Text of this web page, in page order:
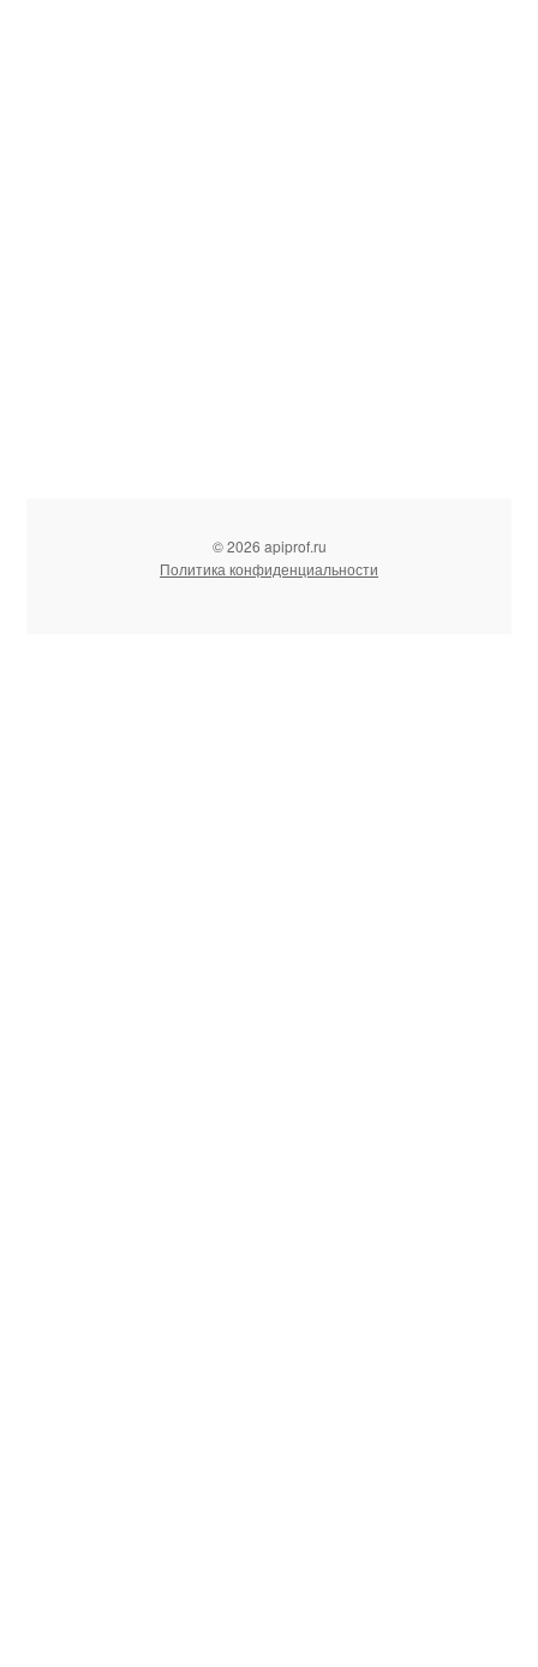
© 2026 apiprof.ru
Политика конфиденциальности